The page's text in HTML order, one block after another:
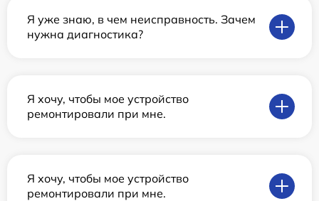
Я уже знаю, в чем неисправность. Зачем
нужна диагностика?
Я хочу, чтобы мое устройство
ремонтировали при мне.
Я хочу, чтобы мое устройство
ремонтировали при мне.